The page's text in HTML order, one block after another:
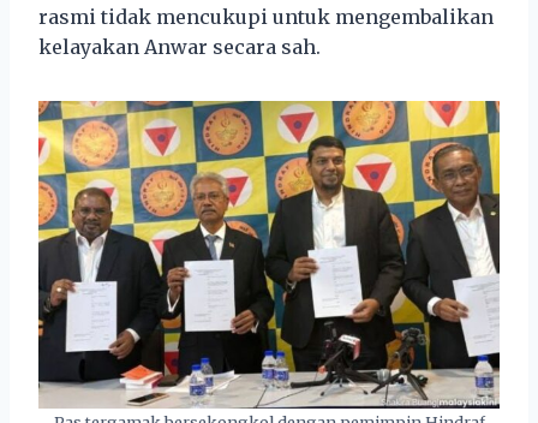
rasmi tidak mencukupi untuk mengembalikan
kelayakan Anwar secara sah.